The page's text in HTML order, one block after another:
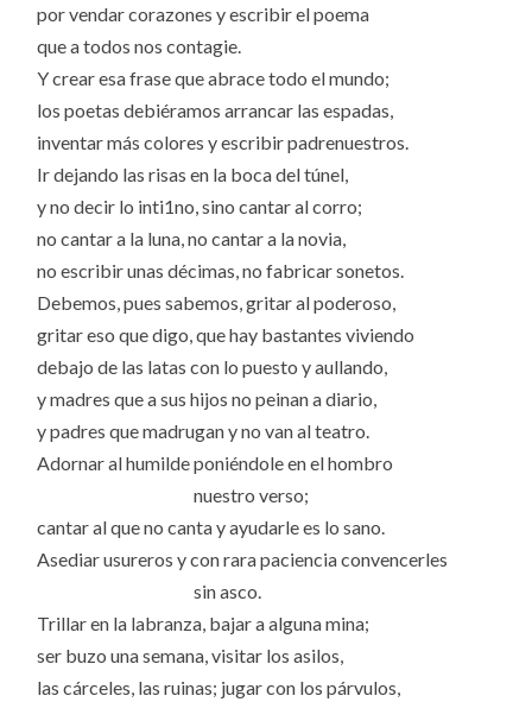
por vendar corazones y escribir el poema
que a todos nos contagie.
Y crear esa frase que abrace todo el mundo;
los poetas debiéramos arrancar las espadas,
inventar más colores y escribir padrenuestros.
Ir dejando las risas en la boca del túnel,
y no decir lo inti1no, sino cantar al corro;
no cantar a la luna, no cantar a la novia,
no escribir unas décimas, no fabricar sonetos.
Debemos, pues sabemos, gritar al poderoso,
gritar eso que digo, que hay bastantes viviendo
debajo de las latas con lo puesto y aullando,
y madres que a sus hijos no peinan a diario,
y padres que madrugan y no van al teatro.
Adornar al humilde poniéndole en el hombro
nuestro verso;
cantar al que no canta y ayudarle es lo sano.
Asediar usureros y con rara paciencia convencerles
sin asco.
Trillar en la labranza, bajar a alguna mina;
ser buzo una semana, visitar los asilos,
las cárceles, las ruinas; jugar con los párvulos,